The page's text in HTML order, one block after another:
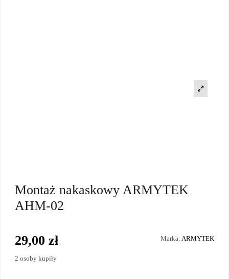
Montaż nakaskowy ARMYTEK
AHM-02
Marka: ARMYTEK
29,00 zł
2 osoby kupiły